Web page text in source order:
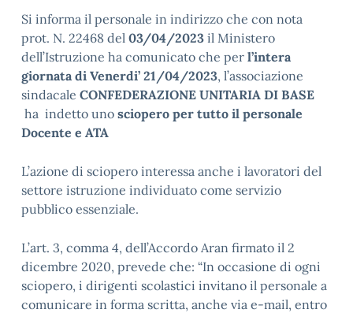
Si informa il personale in indirizzo che con nota
prot. N. 22468 del 03/04/2023 il Ministero
dell’Istruzione ha comunicato che per l’intera
giornata di Venerdi’ 21/04/2023, l’associazione
sindacale CONFEDERAZIONE UNITARIA DI BASE
ha indetto uno sciopero per tutto il personale
Docente e ATA
L’azione di sciopero interessa anche i lavoratori del
settore istruzione individuato come servizio
pubblico essenziale.
L’art. 3, comma 4, dell’Accordo Aran firmato il 2
dicembre 2020, prevede che: “In occasione di ogni
sciopero, i dirigenti scolastici invitano il personale a
comunicare in forma scritta, anche via e-mail, entro